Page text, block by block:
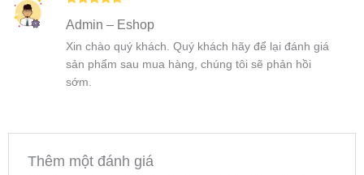
hạng55
Admin – Eshop
Xin chào quý khách. Quý khách hãy để lại đánh giá
sản phẩm sau mua hàng, chúng tôi sẽ phản hồi
sớm.
Thêm một đánh giá